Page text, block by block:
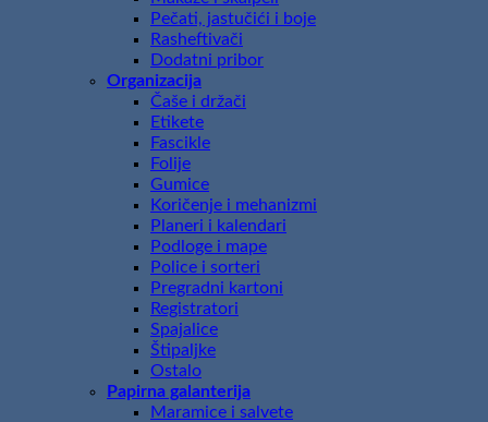
Pečati, jastučići i boje
Rasheftivači
Dodatni pribor
Organizacija
Čaše i držači
Etikete
Fascikle
Folije
Gumice
Koričenje i mehanizmi
Planeri i kalendari
Podloge i mape
Police i sorteri
Pregradni kartoni
Registratori
Spajalice
Štipaljke
Ostalo
Papirna galanterija
Maramice i salvete